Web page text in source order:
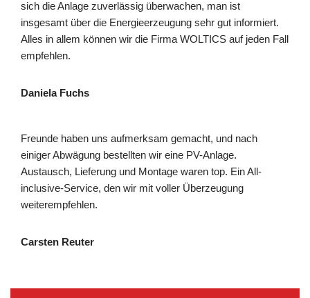
sich die Anlage zuverlässig überwachen, man ist
insgesamt über die Energieerzeugung sehr gut informiert.
Alles in allem können wir die Firma WOLTICS auf jeden Fall
empfehlen.
Daniela Fuchs
Freunde haben uns aufmerksam gemacht, und nach
einiger Abwägung bestellten wir eine PV-Anlage.
Austausch, Lieferung und Montage waren top. Ein All-
inclusive-Service, den wir mit voller Überzeugung
weiterempfehlen.
Carsten Reuter